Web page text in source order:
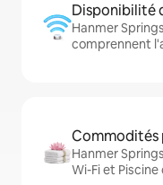
Disponibilité
Hanmer
comprennent
Commodités
Hanmer
Wi-Fi et